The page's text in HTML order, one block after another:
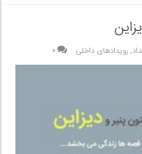
,رویدادهای داخلی ۰